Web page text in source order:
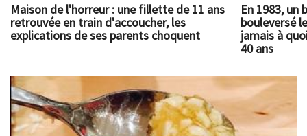
Maison de l'horreur : une fillette de 11 ans
retrouvée en train d'accoucher, les
explications de ses parents choquent
En 1983, un
bouleversé
jamais à
40 ans